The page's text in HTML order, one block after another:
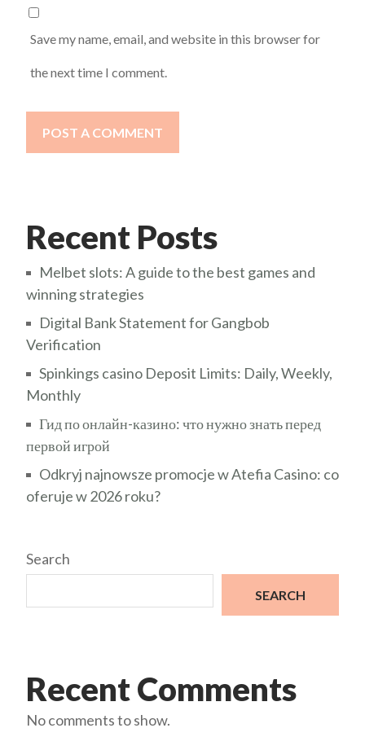
Save my name, email, and website in this browser for
the next time I comment.
POST A COMMENT
Recent Posts
Melbet slots: A guide to the best games and
winning strategies
Digital Bank Statement for Gangbob
Verification
Spinkings casino Deposit Limits: Daily, Weekly,
Monthly
Гид по онлайн-казино: что нужно знать перед
первой игрой
Odkryj najnowsze promocje w Atefia Casino: co
oferuje w 2026 roku?
Search
SEARCH
Recent Comments
No comments to show.